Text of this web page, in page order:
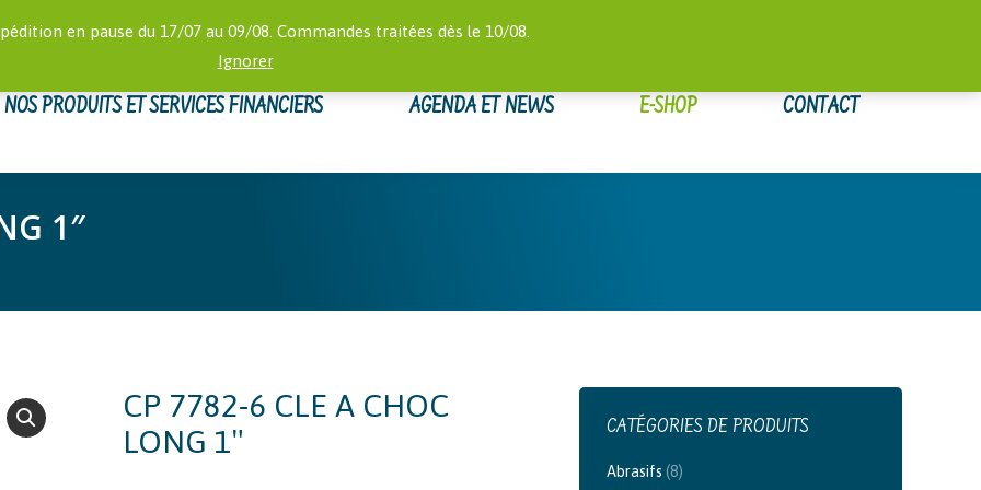
en pause du 17/07 au 09/08. Commandes traitées dès le 10/08.
Ignorer
:
NOS PRODUITS ET SERVICES FINANCIERS AGENDA ET NEWS E-SHOP CONTACT
1″
CP 7782-6 CLE A CHOC
LONG 1″
CATÉGORIES DE PRODUITS
Abrasifs (8)